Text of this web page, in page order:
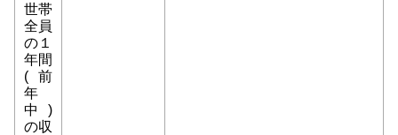
世帯
全員
の１
年間
(前
年
中)
の収